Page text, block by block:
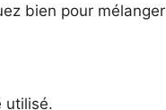
bien pour
utilisé.